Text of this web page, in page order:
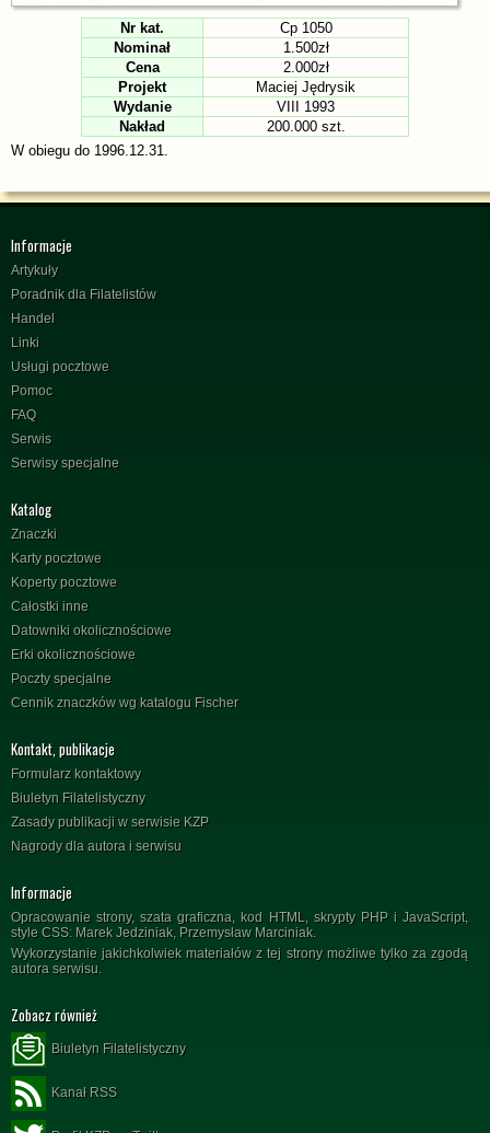
Nr kat.
Cp 1050
Nominał
1.500zł
Cena
2.000zł
Projekt
Maciej Jędrysik
Wydanie
VIII 1993
Nakład
200.000 szt.
W obiegu do 1996.12.31.
Informacje
Artykuły
Poradnik dla Filatelistów
Handel
Linki
Usługi pocztowe
Pomoc
FAQ
Serwis
Serwisy specjalne
Katalog
Znaczki
Karty pocztowe
Koperty pocztowe
Całostki inne
Datowniki okolicznościowe
Erki okolicznościowe
Poczty specjalne
Cennik znaczków wg katalogu Fischer
Kontakt, publikacje
Formularz kontaktowy
Biuletyn Filatelistyczny
Zasady publikacji w serwisie KZP
Nagrody dla autora i serwisu
Informacje
Opracowanie strony, szata graficzna, kod HTML, skrypty PHP i JavaScript,
style CSS: Marek Jedziniak, Przemysław Marciniak.
Wykorzystanie jakichkolwiek materiałów z tej strony możliwe tylko za zgodą
autora serwisu.
Zobacz również
Biuletyn Filatelistyczny
Kanał RSS